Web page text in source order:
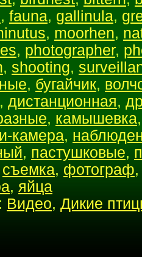
, fauna, gallinula,
, moorhen,
, photographer,
, shooting,
, бугайчик,
, дистанционная,
, камышевка
камера,
, пастушковые,
съемка, фотограф
, яйца
Видео, Дикие